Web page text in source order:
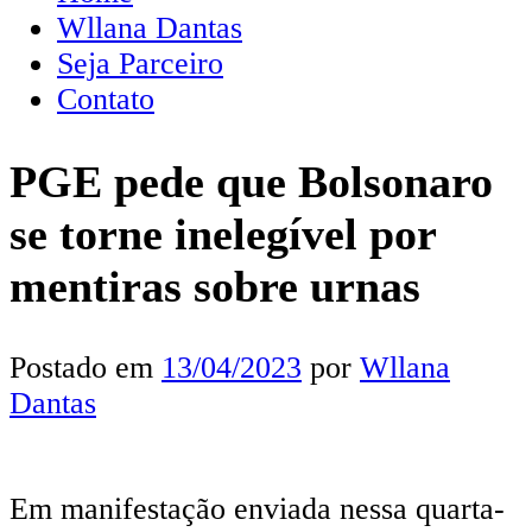
Wllana Dantas
Seja Parceiro
Contato
PGE pede que Bolsonaro
se torne inelegível por
mentiras sobre urnas
Postado em 13/04/2023 por Wllana
Dantas
Em manifestação enviada nessa quarta-